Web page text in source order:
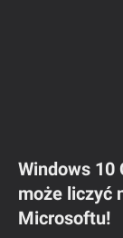
Windows 10
może liczyć
Microsoftu!